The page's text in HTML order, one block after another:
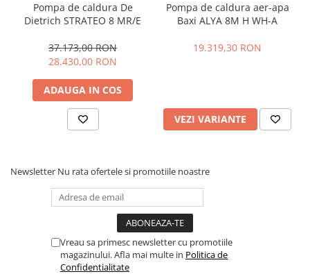
Pompa de caldura De
Dietrich STRATEO 8 MR/E
37.173,00 RON
28.430,00 RON
ADAUGA IN COS
Pompa de caldura aer-apa
Baxi ALYA 8M H WH-A
19.319,30 RON
VEZI VARIANTE
Newsletter Nu rata ofertele si promotiile noastre
Vreau sa primesc newsletter cu promotiile
magazinului. Afla mai multe in Politica de
Confidentialitate